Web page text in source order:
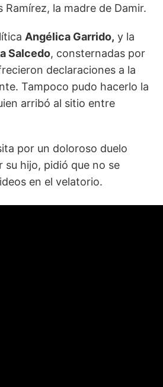
Ramírez, la madre de Damir.
Angélica Garrido, y la
Salcedo, consternadas por
declaraciones a la
Tampoco pudo hacerlo la
arribó al sitio entre
por un doloroso duelo
su hijo, pidió que no se
en el velatorio.